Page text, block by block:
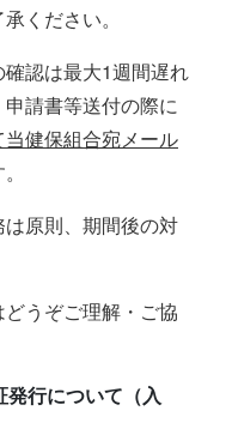
ください。
認は最大1週間遅れ
請書等送付の際に
健保組合宛メール
原則、期間後の対
うぞご理解・ご協
行について（入